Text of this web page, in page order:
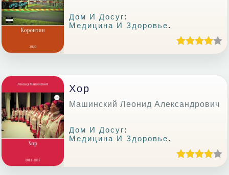
Дом И Досуг:
Медицина И Здоровье.
Хор
Машинский Леонид Александрович
Дом И Досуг:
Медицина И Здоровье.